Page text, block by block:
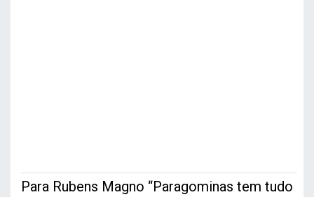
Para Rubens Magno “Paragominas tem tudo